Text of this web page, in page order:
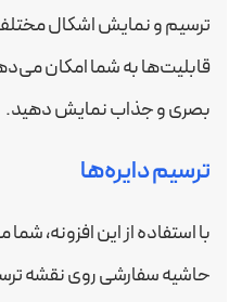
ترسیم و نمایش اشکال
قابلیت‌ها به شما امکان
بصری و جذاب نمایش دهید.
ترسیم دایره‌ها
با استفاده از این افزونه،
حاشیه سفارشی روی نقشه